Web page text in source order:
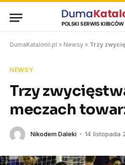
DumaKatalonii.pl » Newsy » Trzy
NEWSY
Trzy
meczach
Nikodem Daleki 14 listopada